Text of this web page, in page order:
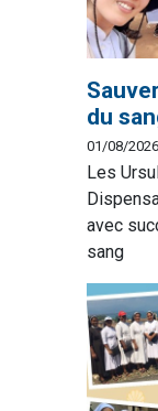
du
01/08/2026
Les
avec
sang